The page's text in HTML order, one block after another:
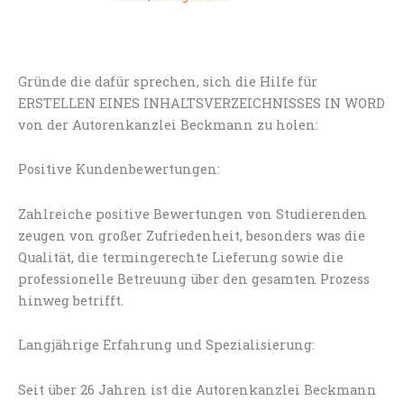
Gründe die dafür sprechen, sich die Hilfe für
ERSTELLEN EINES INHALTSVERZEICHNISSES IN WORD
von der Autorenkanzlei Beckmann zu holen:
Positive Kundenbewertungen:
Zahlreiche positive Bewertungen von Studierenden
zeugen von großer Zufriedenheit, besonders was die
Qualität, die termingerechte Lieferung sowie die
professionelle Betreuung über den gesamten Prozess
hinweg betrifft.
Langjährige Erfahrung und Spezialisierung:
Seit über 26 Jahren ist die Autorenkanzlei Beckmann